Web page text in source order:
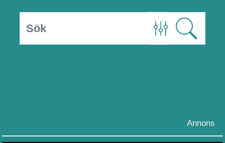
Annons